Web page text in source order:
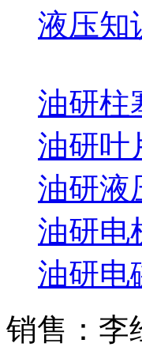
液压知
油研柱
油研叶
油研液
油研电
油研电
销售：李